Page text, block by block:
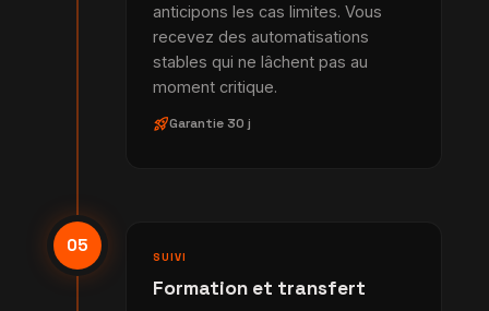
anticipons les cas limites. Vous
recevez des automatisations
stables qui ne lâchent pas au
moment critique.
rocket_launchGarantie 30 j
05
SUIVI
Formation et transfert